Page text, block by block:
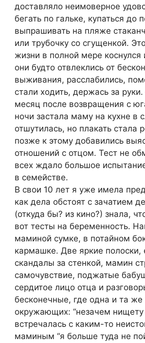
доставляло неимоверное
бегать по гальке, купаться до
выпрашивать на пляже
или трубочку со сгущенкой.
жизни в полной мере коснулся
они будто отвлеклись от
выживания, расслабились,
стали ходить, держась за
месяц после возвращения с
ночи застала маму на кухне в
отшутилась, но плакать стала
позже к этому добавились
отношений с отцом. Тест не
всех ждало большое
в семействе.
В свои 10 лет я уже имела
как дела обстоят с зачатием
(откуда бы? из кино?) знала,
вот тесты на беременность.
маминой сумке, в потайном
кармашке. Две яркие
скандалы за стенкой, мамин
самочувствие, поджатые
сердитое лицо отца и
бесконечные, где одна и та же
окружающих: “незачем нищету
встречалась с каким-то
маминым “я больше туда не